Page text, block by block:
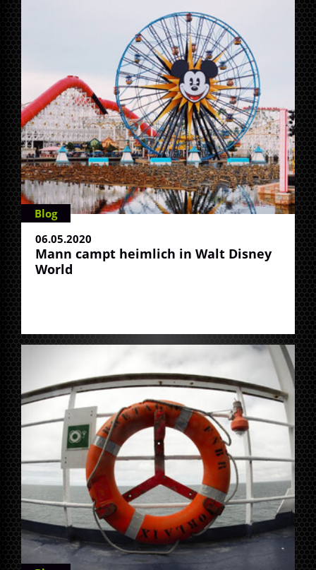
Blog
06.05.2020
Mann campt heimlich in Walt Disney
World